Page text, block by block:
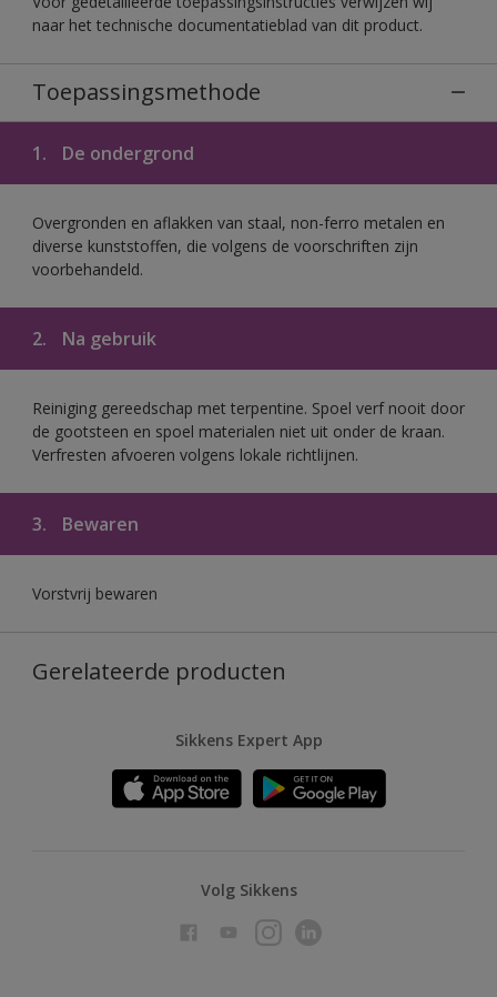
naar het technische documentatieblad van dit product.
Toepassingsmethode
1. De ondergrond
Overgronden en aflakken van staal, non-ferro metalen en
diverse kunststoffen, die volgens de voorschriften zijn
voorbehandeld.
2. Na gebruik
Reiniging gereedschap met terpentine. Spoel verf nooit door
de gootsteen en spoel materialen niet uit onder de kraan.
Verfresten afvoeren volgens lokale richtlijnen.
3. Bewaren
Vorstvrij bewaren
Gerelateerde producten
Sikkens Expert App
Volg Sikkens